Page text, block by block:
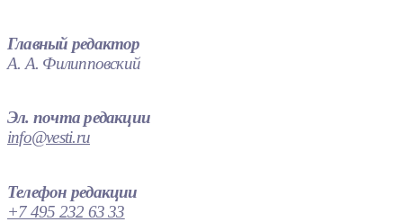
Главный редактор
А. А. Филипповский
Эл. почта редакции
info@vesti.ru
Телефон редакции
+7 495 232 63 33